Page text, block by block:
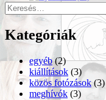
Keresés:
Kategóriák
egyéb(2)
kiállítások (3)
közös fotózások(3)
meghívók (3)